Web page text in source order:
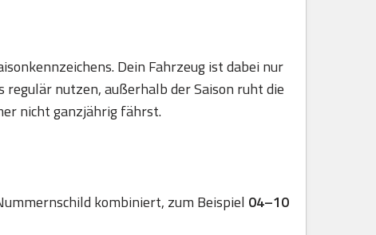
Dein Fahrzeug ist dabei nur
regulär nutzen, außerhalb der Saison ruht die
nicht ganzjährig fährst.
kombiniert, zum Beispiel 04–10